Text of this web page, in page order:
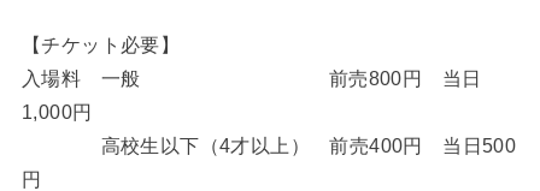
【チケット必要】
入場料 一般 前売800円 当日
1,000円
高校生以下（4才以上） 前売400円 当日500
円